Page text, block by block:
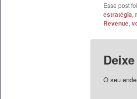
Esse post
estratégia,
Revenue,
O seu